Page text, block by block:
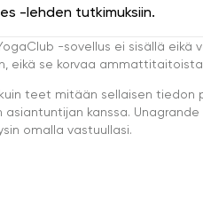
-lehden tutkimuksiin.
-sovellus ei sisällä
eikä se korvaa
kuin teet mitään sellaisen
kanssa.
omalla vastuullasi.